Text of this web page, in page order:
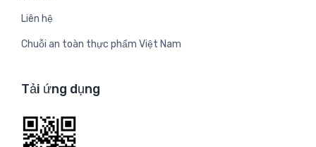
Liên hệ
Chuỗi an toàn thực phẩm Việt Nam
Tải ứng dụng